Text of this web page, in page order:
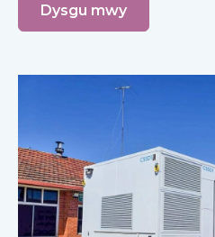
Dysgu mwy